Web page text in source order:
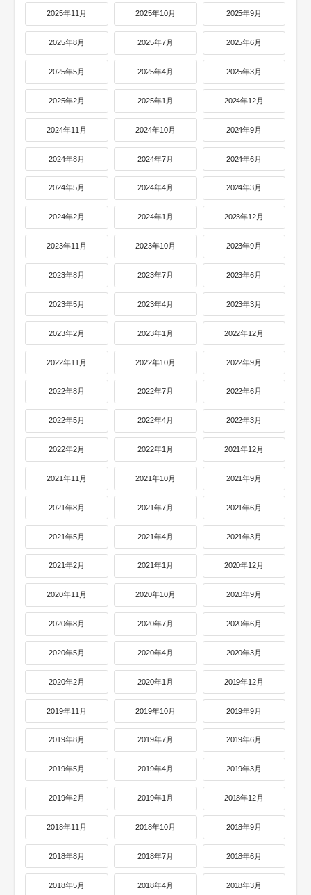
2025年11月 2025年10月 2025年9月
2025年8月 2025年7月 2025年6月
2025年5月 2025年4月 2025年3月
2025年2月 2025年1月 2024年12月
2024年11月 2024年10月 2024年9月
2024年8月 2024年7月 2024年6月
2024年5月 2024年4月 2024年3月
2024年2月 2024年1月 2023年12月
2023年11月 2023年10月 2023年9月
2023年8月 2023年7月 2023年6月
2023年5月 2023年4月 2023年3月
2023年2月 2023年1月 2022年12月
2022年11月 2022年10月 2022年9月
2022年8月 2022年7月 2022年6月
2022年5月 2022年4月 2022年3月
2022年2月 2022年1月 2021年12月
2021年11月 2021年10月 2021年9月
2021年8月 2021年7月 2021年6月
2021年5月 2021年4月 2021年3月
2021年2月 2021年1月 2020年12月
2020年11月 2020年10月 2020年9月
2020年8月 2020年7月 2020年6月
2020年5月 2020年4月 2020年3月
2020年2月 2020年1月 2019年12月
2019年11月 2019年10月 2019年9月
2019年8月 2019年7月 2019年6月
2019年5月 2019年4月 2019年3月
2019年2月 2019年1月 2018年12月
2018年11月 2018年10月 2018年9月
2018年8月 2018年7月 2018年6月
2018年5月 2018年4月 2018年3月